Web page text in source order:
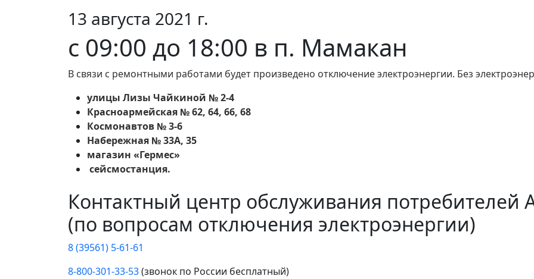
13 августа 2021 г.
с 09:00 до 18:00 в п. Мамакан
В связи с ремонтными работами будет произведено отключение электроэнергии. Без
улицы Лизы Чайкиной № 2-4
Красноармейская № 62, 64, 66, 68
Космонавтов № 3-6
Набережная № 33А, 35
магазин «Гермес»
сейсмостанция.
Контактный центр обслуживания потребителей
(по вопросам отключения электроэнергии)
8 (39561) 5-61-61
8-800-301-33-53(звонок по России бесплатный)